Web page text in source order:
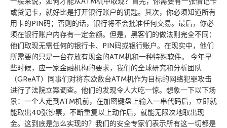
或贷记卡，就好比是打开银行账户的钥匙。其次，你必须知道所有
用卡的PIN码；否则的话，银行将不会批准任何交易。最后，你必
须在银行账户内存有一定金额。但是，黑客们的做法则完全不同：
他们取现无需任何的银行卡、PIN码或银行账户。在现实中，他们
所需要的只是一台存放有现金的ATM机和一种特殊软件。 今年早
些时候，应一家金融机构的要求，我们的全球研究和分析团队
（GReAT）同事们对将东欧数台ATM机作为目标的网络犯罪攻击
进行了法院立案调查。他们的发现令人大吃一惊。想象一下以下场
景：一个人走到ATM机前，在加密键盘上输入一串代码后，立即就
能取出40张钞票，不断重复以上动作后，就能无限次地取出现
金。这到底是怎么实现的？我们的安全专家们表示所有这一切都是